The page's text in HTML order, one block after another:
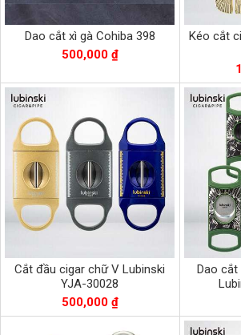
Dao cắt xì gà Cohiba 398
500,000 ₫
Kéo cắt
Cắt đầu cigar chữ V Lubinski
YJA-30028
500,000 ₫
Dao cắt